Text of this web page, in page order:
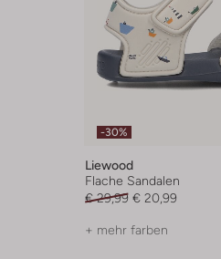
-30%
Liewood
Flache Sandalen
€ 29,99 € 20,99
+ mehr farben